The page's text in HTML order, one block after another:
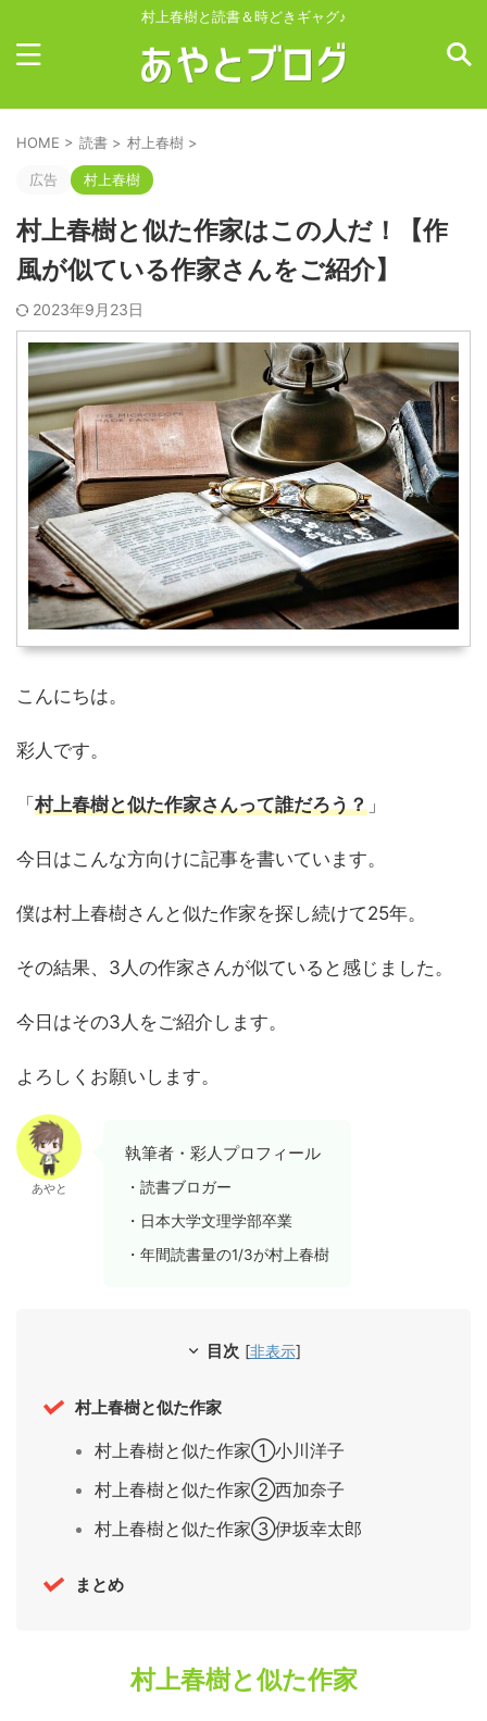
村上春樹と読書＆時どきギャグ♪
HOME > 読書 > 村上春樹 >
広告 村上春樹
村上春樹と似た作家はこの人だ！【作
風が似ている作家さんをご紹介】
2023年9月23日
こんにちは。
彩人です。
「村上春樹と似た作家さんって誰だろう？ 」
今日はこんな方向けに記事を書いています。
僕は村上春樹さんと似た作家を探し続けて25年。
その結果、3人の作家さんが似ていると感じました。
今日はその3人をご紹介します。
よろしくお願いします。
あやと
執筆者・彩人プロフィール
・読書ブロガー
・日本大学文理学部卒業
・年間読書量の1/3が村上春樹
目次 [非表示]
村上春樹と似た作家
村上春樹と似た作家①小川洋子
村上春樹と似た作家②西加奈子
村上春樹と似た作家③伊坂幸太郎
まとめ
村上春樹と似た作家